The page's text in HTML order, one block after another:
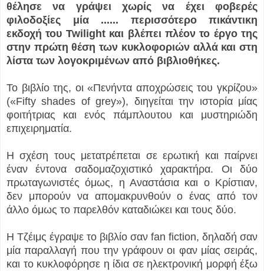
θέλησε να γράψει χωρίς να έχει φοβερές
φιλοδοξίες μία ...... περισσότερο πικάντικη
εκδοχή του Twilight και βλέπει πλέον το έργο της
στην πρώτη θέση των κυκλοφοριών αλλά και στη
λίστα των λογοκριμένων από βιβλιοθήκες.
Το βιβλίο της, οι «Πενήντα αποχρώσεις του γκρίζου»
(«Fifty shades of grey»), διηγείται την ιστορία μίας
φοιτήτριας και ενός πάμπλουτου και μυστηριώδη
επιχειρηματία.
Η σχέση τους μετατρέπεται σε ερωτική και παίρνει
έναν έντονα σαδομαζοχιστικό χαρακτήρα. Οι δύο
πρωταγωνιστές όμως, η Αναστάσια και ο Κρίστιαν,
δεν μπορούν να απομακρυνθούν ο ένας από τον
άλλο όμως το παρελθόν καταδιώκει και τους δύο.
Η Τζέιμς έγραψε το βιβλίο σαν fan fiction, δηλαδή σαν
μία παραλλαγή που την γράφουν οι φαν μίας σειράς,
και το κυκλοφόρησε η ίδια σε ηλεκτρονική μορφή έξω